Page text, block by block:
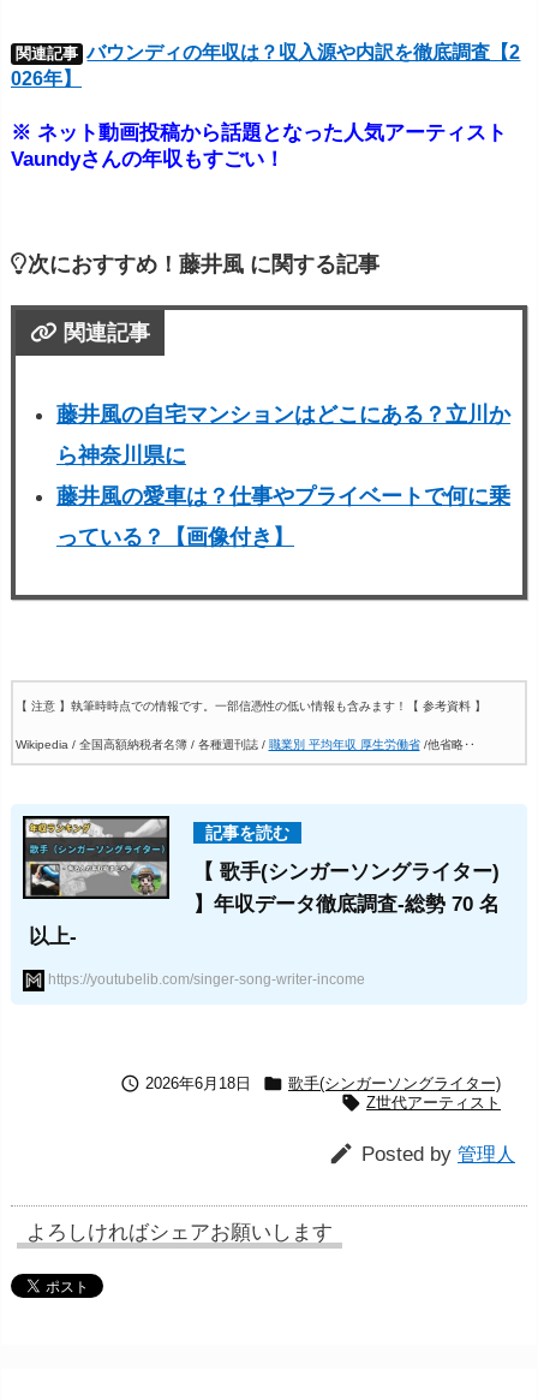
関連記事 バウンディの年収は？収入源や内訳を徹底調査【2
026年】
※ ネット動画投稿から話題となった人気アーティスト
Vaundyさんの年収もすごい！
次におすすめ！藤井風 に関する記事
関連記事
藤井風の自宅マンションはどこにある？立川か
ら神奈川県に
藤井風の愛車は？仕事やプライベートで何に乗
っている？【画像付き】
【 注意 】執筆時時点での情報です。一部信憑性の低い情報も含みます！ 【 参考資料 】
Wikipedia / 全国高額納税者名簿 / 各種週刊誌 / 職業別 平均年収 厚生労働省/他省略‥
【 歌手(シンガーソングライター)
】年収データ徹底調査-総勢 70 名
以上-
https://youtubelib.com/singer-song-writer-income
 2026年6月18日  歌手(シンガーソングライター)
 Z世代アーティスト
 Posted by 管理人
よろしければシェアお願いします